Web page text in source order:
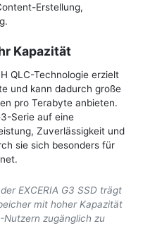
Erstellung,
Kapazität
QLC-Technologie erzielt
und kann dadurch große
pro Terabyte anbieten.
Serie auf eine
Zuverlässigkeit und
sie sich besonders für
EXCERIA G3 SSD trägt
mit hoher Kapazität
Nutzern zugänglich zu